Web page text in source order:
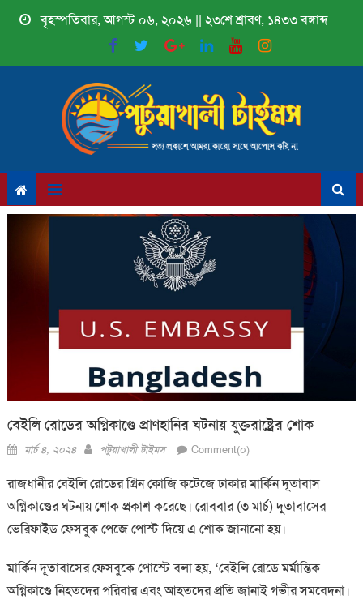
Skip
বৃহস্পতিবার, আগস্ট ০৬, ২০২৬ || ২৩শে শ্রাবণ, ১৪৩৩ বঙ্গাব্দ
বেইলি রোডের অগ্নিকাণ্ডে প্রাণহানির ঘটনায় যুক্তরাষ্ট্রের শোক
Posted
মার্চ ৪, ২০২৪ Author
পটুয়াখালী টাইমস Comment(০)
রাজধানীর বেইলি রোডের গ্রিন কোজি কটেজে ঢাকার মার্কিন দূতাবাস
অগ্নিকাণ্ডের ঘটনায় শোক প্রকাশ করেছে। রোববার (৩ মার্চ) দূতাবাসের
ভেরিফাইড ফেসবুক পেজে পোস্ট দিয়ে এ শোক জানানো হয়।
মার্কিন দূতাবাসের ফেসবুকে পোস্টে বলা হয়, ‘বেইলি রোডে মর্মান্তিক
অগ্নিকাণ্ডে নিহতদের পরিবার এবং আহতদের প্রতি জানাই গভীর সমবেদনা।